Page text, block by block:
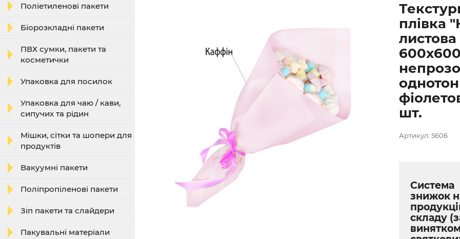
Поліетиленові пакети
Біорозкладні пакети
ПВХ сумки, пакети та
косметички
Упаковка для посилок
Упаковка для чаю / кави,
сипучих та рідин
Мішки, сітки та шопери для
продуктів
Вакуумні пакети
Поліпропіленові пакети
Зіп пакети та слайдери
Пакувальні матеріали
плівка
листова
шт.
Артикул: 5606
Система
знижок
складу
винятком